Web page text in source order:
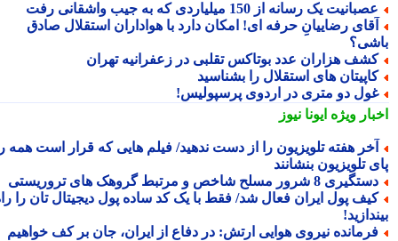
یک رسانه از 150 میلیاردی که به جیب واشقانی رفت
رضاییانِ حرفه ای! امکان دارد با هواداران استقلال صادق
هزاران عدد بوتاکس تقلبی در زعفرانیه تهران
های استقلال را بشناسید
دو متری در اردوی پرسپولیس!
ویژهایونا نیوز
هفته تلویزیون را از دست ندهید/ فیلم هایی که قرار است همه را
تلویزیون بنشانند
8 شرور مسلح شاخص و مرتبط گروهک های تروریستی
پول ایران فعال شد/ فقط با یک کد ساده پول دیجیتال تان را راه
نیروی هوایی ارتش: در دفاع از ایران، جان بر کف خواهیم